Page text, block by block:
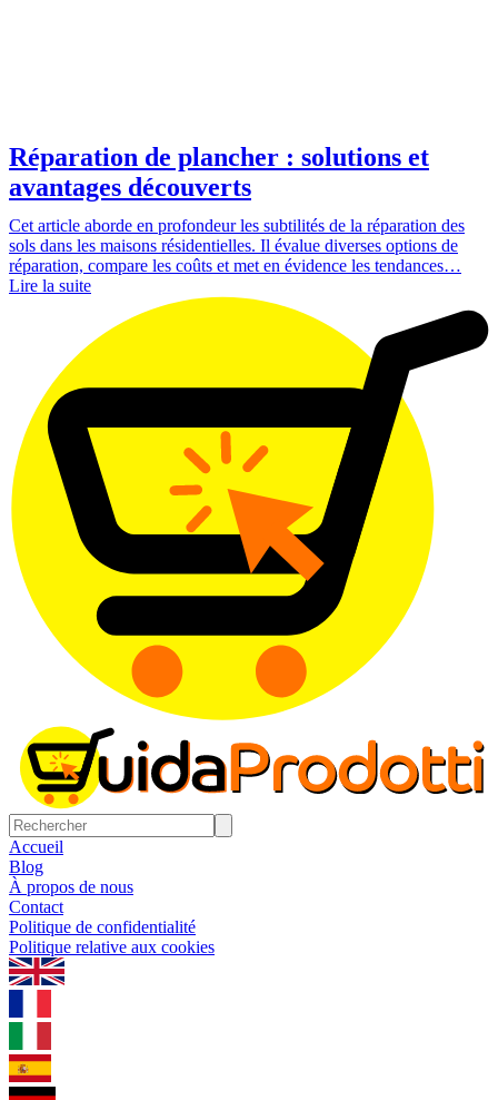
Réparation de plancher : solutions et
avantages découverts
Cet article aborde en profondeur les subtilités de la réparation des
sols dans les maisons résidentielles. Il évalue diverses options de
réparation, compare les coûts et met en évidence les tendances…
Lire la suite
Accueil
Blog
À propos de nous
Contact
Politique de confidentialité
Politique relative aux cookies